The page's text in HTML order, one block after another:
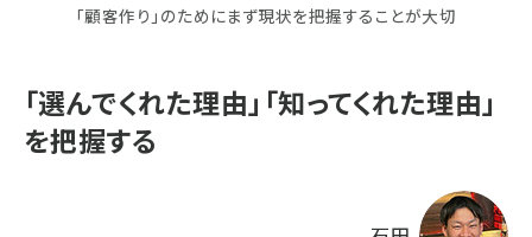
「顧客作り」のためにまず現状を把握することが大切
「選んでくれた理由」「知ってくれた理由」
を把握する